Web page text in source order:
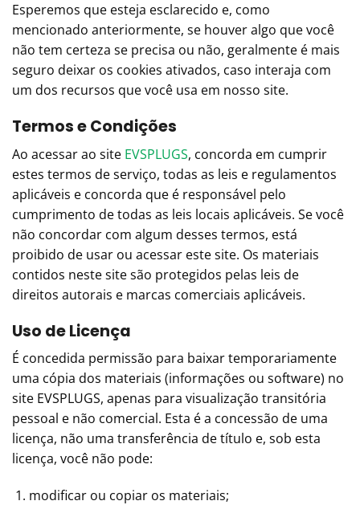
Esperemos que esteja esclarecido e, como
mencionado anteriormente, se houver algo que você
não tem certeza se precisa ou não, geralmente é mais
seguro deixar os cookies ativados, caso interaja com
um dos recursos que você usa em nosso site.
Termos e Condições
Ao acessar ao site EVSPLUGS, concorda em cumprir
estes termos de serviço, todas as leis e regulamentos
aplicáveis ​​e concorda que é responsável pelo
cumprimento de todas as leis locais aplicáveis. Se você
não concordar com algum desses termos, está
proibido de usar ou acessar este site. Os materiais
contidos neste site são protegidos pelas leis de
direitos autorais e marcas comerciais aplicáveis.
Uso de Licença
É concedida permissão para baixar temporariamente
uma cópia dos materiais (informações ou software) no
site EVSPLUGS, apenas para visualização transitória
pessoal e não comercial. Esta é a concessão de uma
licença, não uma transferência de título e, sob esta
licença, você não pode:
modificar ou copiar os materiais;